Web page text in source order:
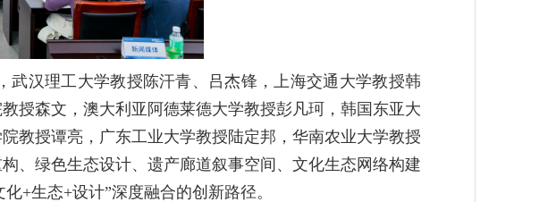
汉理工大学教授陈汗青、吕杰锋，上海交通大学教授韩
授森文，澳大利亚阿德莱德大学教授彭凡珂，韩国东亚大
教授谭亮，广东工业大学教授陆定邦，华南农业大学教授
、绿色生态设计、遗产廊道叙事空间、文化生态网络构建
+生态+设计”深度融合的创新路径。